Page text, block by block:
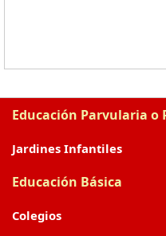
Educación Parvularia o
Jardines Infantiles
Educación Básica
Colegios